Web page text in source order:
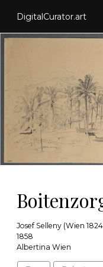
DigitalCurator.art
Josef Selleny (Wien
1858
Albertina Wien